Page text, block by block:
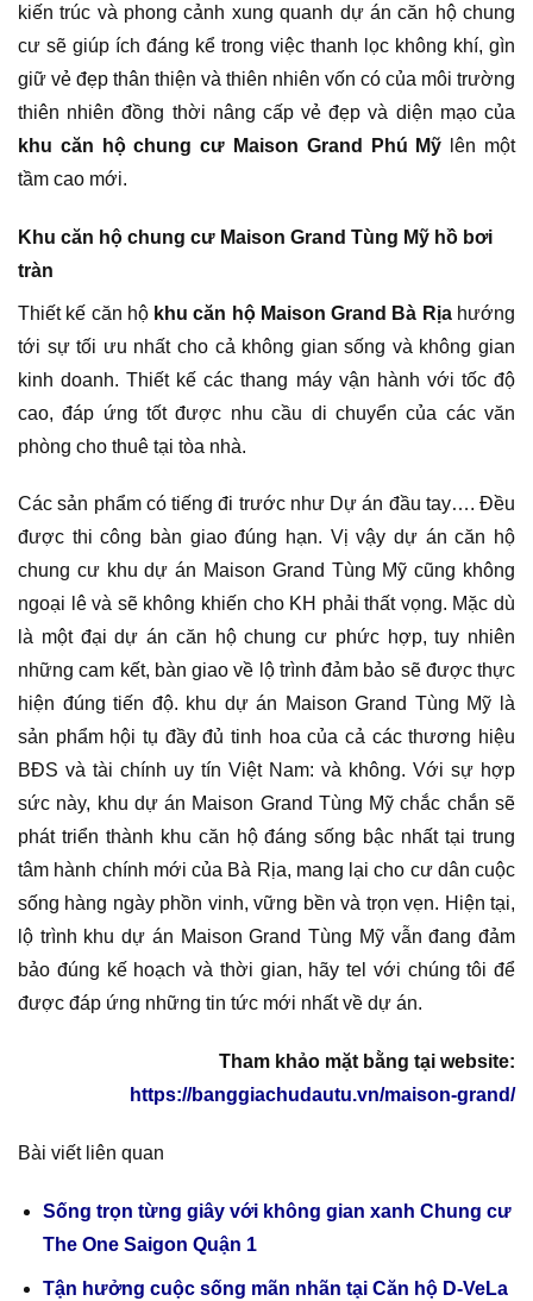
kiến trúc và phong cảnh xung quanh dự án căn hộ chung
cư sẽ giúp ích đáng kể trong việc thanh lọc không khí, gìn
giữ vẻ đẹp thân thiện và thiên nhiên vốn có của môi trường
thiên nhiên đồng thời nâng cấp vẻ đẹp và diện mạo của
khu căn hộ chung cư Maison Grand Phú Mỹ lên một
tầm cao mới.
Khu căn hộ chung cư Maison Grand Tùng Mỹ hồ bơi
tràn
Thiết kế căn hộ khu căn hộ Maison Grand Bà Rịahướng
tới sự tối ưu nhất cho cả không gian sống và không gian
kinh doanh. Thiết kế các thang máy vận hành với tốc độ
cao, đáp ứng tốt được nhu cầu di chuyển của các văn
phòng cho thuê tại tòa nhà.
Các sản phẩm có tiếng đi trước như Dự án đầu tay…. Đều
được thi công bàn giao đúng hạn. Vị vậy dự án căn hộ
chung cư khu dự án Maison Grand Tùng Mỹ cũng không
ngoại lê và sẽ không khiến cho KH phải thất vọng. Mặc dù
là một đại dự án căn hộ chung cư phức hợp, tuy nhiên
những cam kết, bàn giao về lộ trình đảm bảo sẽ được thực
hiện đúng tiến độ. khu dự án Maison Grand Tùng Mỹ là
sản phẩm hội tụ đầy đủ tinh hoa của cả các thương hiệu
BĐS và tài chính uy tín Việt Nam: và không. Với sự hợp
sức này, khu dự án Maison Grand Tùng Mỹ chắc chắn sẽ
phát triển thành khu căn hộ đáng sống bậc nhất tại trung
tâm hành chính mới của Bà Rịa, mang lại cho cư dân cuộc
sống hàng ngày phồn vinh, vững bền và trọn vẹn. Hiện tại,
lộ trình khu dự án Maison Grand Tùng Mỹ vẫn đang đảm
bảo đúng kế hoạch và thời gian, hãy tel với chúng tôi để
được đáp ứng những tin tức mới nhất về dự án.
Tham khảo mặt bằng tại website:
https://banggiachudautu.vn/maison-grand/
Bài viết liên quan
Sống trọn từng giây với không gian xanh Chung cư
The One Saigon Quận 1
Tận hưởng cuộc sống mãn nhãn tại Căn hộ D-VeLa